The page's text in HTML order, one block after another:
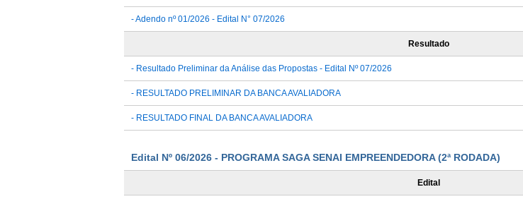
- Adendo nº 01/2026 - Edital N° 07/2026
Resultado
- Resultado Preliminar da Análise das Propostas - Edital Nº 07/2026
- RESULTADO PRELIMINAR DA BANCA AVALIADORA
- RESULTADO FINAL DA BANCA AVALIADORA
Edital Nº 06/2026 - PROGRAMA SAGA SENAI EMPREENDEDORA (2ª RODADA)
Edital